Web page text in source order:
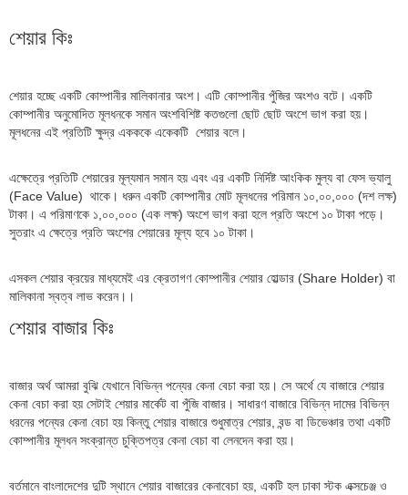
শেয়ার কিঃ
শেয়ার হচ্ছে একটি কোম্পানীর মালিকানার অংশ। এটি কোম্পানীর পুঁজির অংশও বটে। একটি
কোম্পানীর অনুমোদিত মূলধনকে সমান অংশবিশিষ্ট কতগুলো ছোট ছোট অংশে ভাগ করা হয়।
মূলধনের এই প্রতিটি ক্ষুদ্র একককে একেকটি শেয়ার বলে।
এক্ষেত্রে প্রতিটি শেয়ারের মূল্যমান সমান হয় এবং এর একটি নির্দিষ্ট আংকিক মুল্য বা ফেস ভ্যালু
(Face Value) থাকে। ধরুন একটি কোম্পানীর মোট মূলধনের পরিমান ১০,০০,০০০ (দশ লক্ষ)
টাকা। এ পরিমাণকে ১,০০,০০০ (এক লক্ষ) অংশে ভাগ করা হলে প্রতি অংশে ১০ টাকা পড়ে।
সুতরাং এ ক্ষেত্রে প্রতি অংশের শেয়ারের মূল্য হবে ১০ টাকা।
এসকল শেয়ার ক্রয়ের মাধ্যমেই এর ক্রেতাগণ কোম্পানীর শেয়ার হোল্ডার (Share Holder) বা
মালিকানা স্বত্ব লাভ করেন।।
শেয়ার বাজার কিঃ
বাজার অর্থ আমরা বুঝি যেখানে বিভিন্ন পন্যের কেনা বেচা করা হয়। সে অর্থে যে বাজারে শেয়ার
কেনা বেচা করা হয় সেটাই শেয়ার মার্কেট বা পুঁজি বাজার। সাধারণ বাজারে বিভিন্ন দামের বিভিন্ন
ধরনের পন্যের কেনা বেচা হয় কিন্তু শেয়ার বাজারে শুধুমাত্র শেয়ার, বন্ড বা ডিভেঞ্চার তথা একটি
কোম্পানীর মূলধন সংক্রান্ত চুক্তিপত্র কেনা বেচা বা লেনদেন করা হয়।
বর্তমানে বাংলাদেশের দুটি স্থানে শেয়ার বাজারের কেনাবেচা হয়, একটি হল ঢাকা স্টক এক্সচেঞ্জ ও